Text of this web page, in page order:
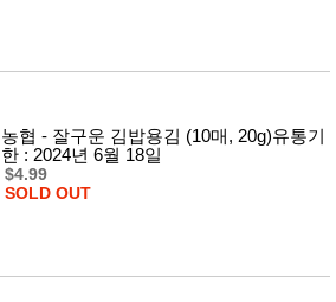
농협 - 잘구운 김밥용김 (10매, 20g)유통기
한 : 2024년 6월 18일
$4.99
SOLD OUT